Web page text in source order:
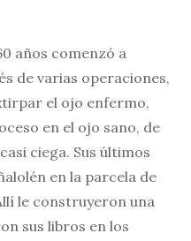
años comenzó a
de varias operaciones,
el ojo enfermo,
en el ojo sano, de
ciega. Sus últimos
en la parcela de
le construyeron una
sus libros en los